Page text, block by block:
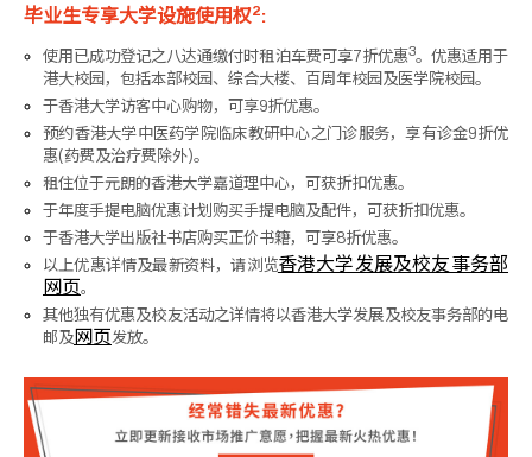
毕业生专享大学设施使用权2:
使用已成功登记之八达通缴付时租泊车费可享7折优惠3。优惠适用于
港大校园，包括本部校园、综合大楼、百周年校园及医学院校园。
于香港大学访客中心购物，可享9折优惠。
预约香港大学中医药学院临床教研中心之门诊服务，享有诊金9折优
惠(药费及治疗费除外)。
租住位于元朗的香港大学嘉道理中心，可获折扣优惠。
于年度手提电脑优惠计划购买手提电脑及配件，可获折扣优惠。
于香港大学出版社书店购买正价书籍，可享8折优惠。
以上优惠详情及最新资料，请浏览香港大学发展及校友事务部
网页。
其他独有优惠及校友活动之详情将以香港大学发展及校友事务部的电
邮及网页发放。